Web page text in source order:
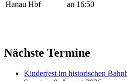
Hanau Hbf
an 16:50
Nächste Termine
Kinderfest im historischen